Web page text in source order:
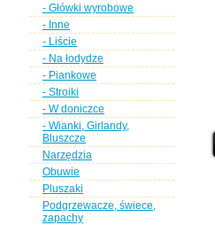
- Główki wyrobowe
- Inne
- Liście
- Na łodydze
- Piankowe
- Stroiki
- W doniczce
- Wianki, Girlandy,
Bluszcze
Narzędzia
Obuwie
Pluszaki
Podgrzewacze, świece,
zapachy